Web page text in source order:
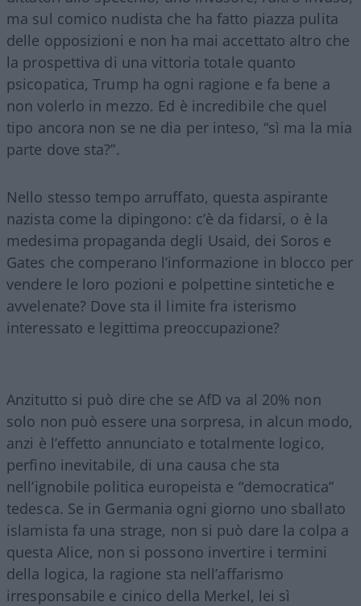
ma sul comico nudista che ha fatto piazza pulita
delle opposizioni e non ha mai accettato altro che
la prospettiva di una vittoria totale quanto
psicopatica, Trump ha ogni ragione e fa bene a
non volerlo in mezzo. Ed è incredibile che quel
tipo ancora non se ne dia per inteso, “sì ma la mia
parte dove sta?”.
Nello stesso tempo arruffato, questa aspirante
nazista come la dipingono: c’è da fidarsi, o è la
medesima propaganda degli Usaid, dei Soros e
Gates che comperano l’informazione in blocco per
vendere le loro pozioni e polpettine sintetiche e
avvelenate? Dove sta il limite fra isterismo
interessato e legittima preoccupazione?
Anzitutto si può dire che se AfD va al 20% non
solo non può essere una sorpresa, in alcun modo,
anzi è l’effetto annunciato e totalmente logico,
perfino inevitabile, di una causa che sta
nell’ignobile politica europeista e “democratica”
tedesca. Se in Germania ogni giorno uno sballato
islamista fa una strage, non si può dare la colpa a
questa Alice, non si possono invertire i termini
della logica, la ragione sta nell’affarismo
irresponsabile e cinico della Merkel, lei sì